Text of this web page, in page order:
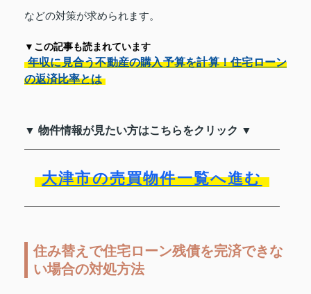
などの対策が求められます。
▼この記事も読まれています
年収に見合う不動産の購入予算を計算！住宅ローン
の返済比率とは
▼ 物件情報が見たい方はこちらをクリック ▼
大津市の売買物件一覧へ進む
住み替えで住宅ローン残債を完済できな
い場合の対処方法